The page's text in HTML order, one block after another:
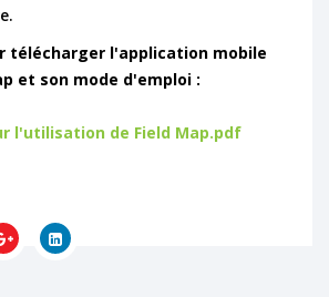
télécharger l'application mobile
et son mode d'emploi :
l'utilisation de Field Map.pdf